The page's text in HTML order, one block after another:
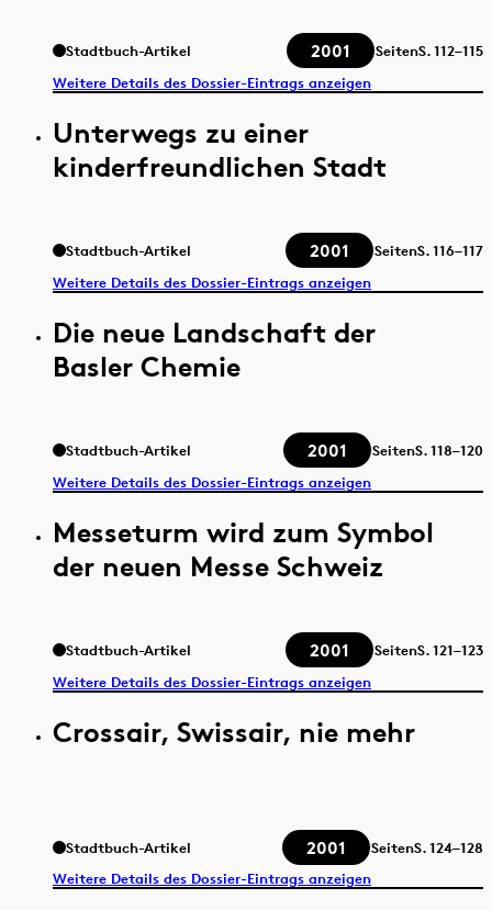
Stadtbuch-Artikel 2001 SeitenS.112–115
Weitere Details des Dossier-Eintrags anzeigen
Unterwegs zu einer
kinderfreundlichen Stadt
Stadtbuch-Artikel 2001 SeitenS.116–117
Weitere Details des Dossier-Eintrags anzeigen
Die neue Landschaft der
Basler Chemie
Stadtbuch-Artikel 2001 SeitenS.118–120
Weitere Details des Dossier-Eintrags anzeigen
Messeturm wird zum Symbol
der neuen Messe Schweiz
Stadtbuch-Artikel 2001 SeitenS.121–123
Weitere Details des Dossier-Eintrags anzeigen
Crossair, Swissair, nie mehr
Stadtbuch-Artikel 2001 SeitenS.124–128
Weitere Details des Dossier-Eintrags anzeigen